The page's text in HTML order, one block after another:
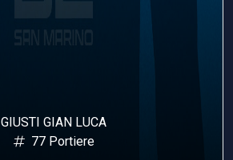
GIUSTI GIAN LUCA
77 Portiere